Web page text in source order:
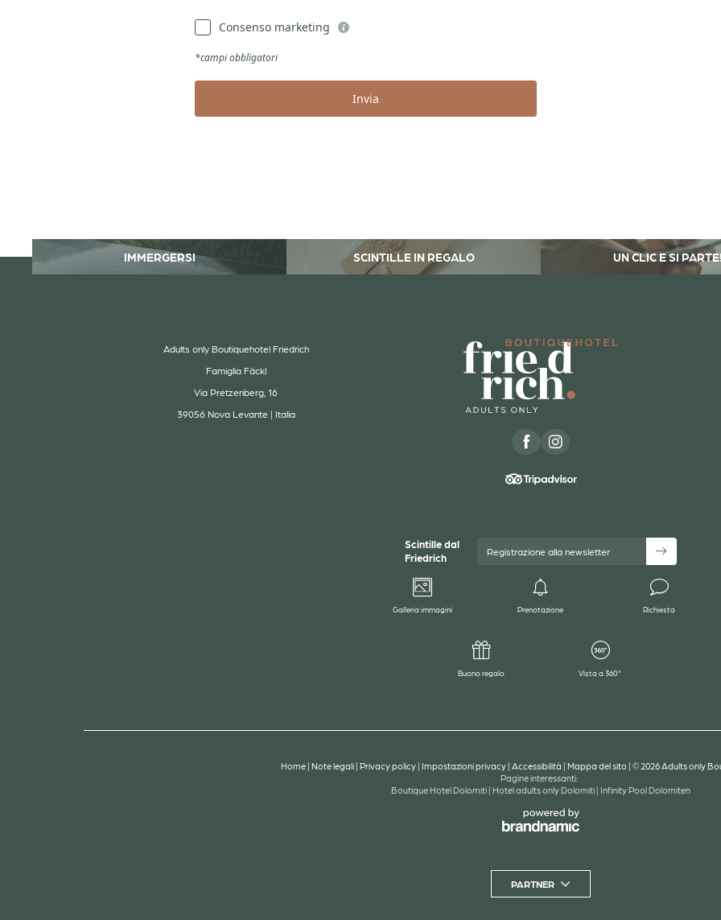
Consenso marketing
*campi obbligatori
Invia
IMMERGERSI SCINTILLE IN REGALO UN CLIC E SI
Adults only Boutiquehotel Friedrich
Famiglia Fäckl
Via Pretzenberg, 16
39056 Nova Levante | Italia
Scintille dal
Friedrich
Registrazione alla newsletter
Galleria immagini Prenotazione Richiesta
Buono regalo Vista a 360°
Home | Note legali | Privacy policy | Impostazioni privacy | Accessibilità | Mappa del sito | © 2026 Adults only
Pagine interessanti:
Boutique Hotel Dolomiti | Hotel adults only Dolomiti | Infinity Pool Dolomiten
PARTNER